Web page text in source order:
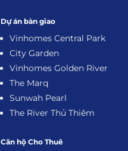
Dự án bàn giao
Vinhomes Central Park
City Garden
Vinhomes Golden River
The Marq
Sunwah Pearl
The River Thủ Thiêm
Căn hộ Cho Thuê